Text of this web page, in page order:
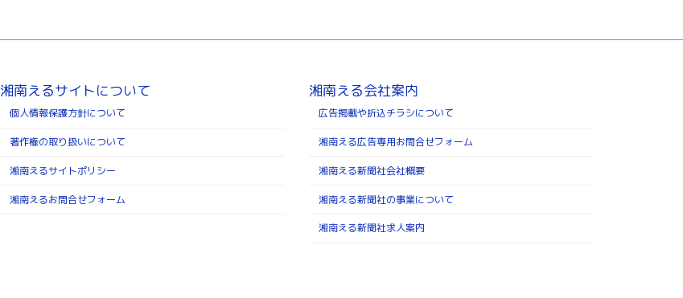
湘南えるサイトについて
個人情報保護方針について
著作権の取り扱いについて
湘南えるサイトポリシー
湘南えるお問合せフォーム
湘南える会社案内
広告掲載や折込チラシについて
湘南える広告専用お問合せフォーム
湘南える新聞社会社概要
湘南える新聞社の事業について
湘南える新聞社求人案内